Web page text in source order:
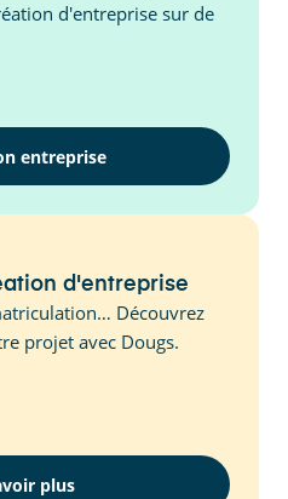
d'entreprise sur de
entreprise
d'entreprise
Découvrez
projet avec Dougs.
plus